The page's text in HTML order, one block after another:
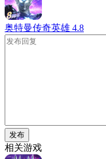
奥特曼传奇英雄 4.8
发布
相关游戏